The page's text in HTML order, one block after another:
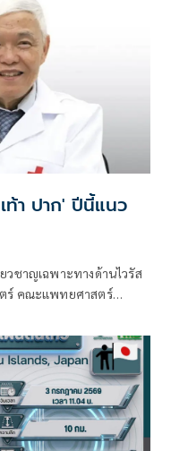
ท้า ปาก' ปีนี้แนว
วชาญเฉพาะทางด้านไวรัส
ตร์ คณะแพทยศาสตร์